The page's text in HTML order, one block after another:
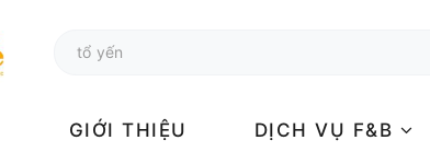
GIỚI THIỆU DỊCH VỤ F&B